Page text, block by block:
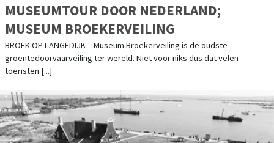
MUSEUMTOUR DOOR NEDERLAND;
MUSEUM BROEKERVEILING
BROEK OP LANGEDIJK – Museum Broekerveiling is de oudste
groentedoorvaarveiling ter wereld. Niet voor niks dus dat velen
toeristen [...]